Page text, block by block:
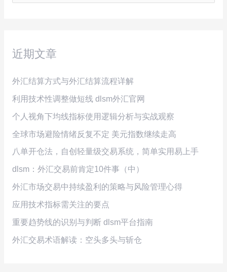
近期文章
外汇结算方式与外汇结算流程详解
利用技术性调整做短线 dlsm外汇官网
个人视角下均线指标使用逻辑分析与实战观察
全球市场避险情绪反复不定 美元指数继续走高
八单开仓法，自创轻量级交易系统，简单实用易上手
dlsm：外汇交易前肯定10件事（中）
外汇市场交易中持续盈利的策略与风险管理心得
应用技术指标需关注的要点
重要趋势线的识别与判断 dlsm平台指南
外汇交易术语解读：空头多头与斩仓